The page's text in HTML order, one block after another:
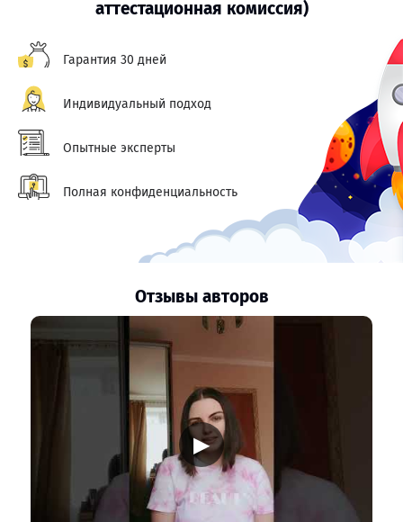
аттестационная комиссия)
Гарантия 30 дней
Индивидуальный подход
Опытные эксперты
Полная конфиденциальность
Отзывы авторов
▶